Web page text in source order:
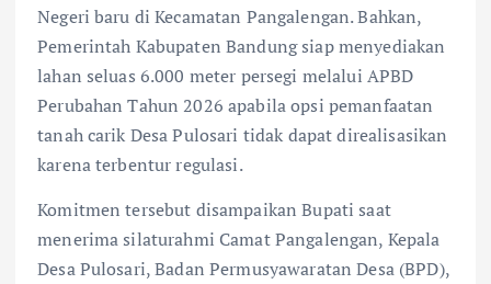
Negeri baru di Kecamatan Pangalengan. Bahkan,
Pemerintah Kabupaten Bandung siap menyediakan
lahan seluas 6.000 meter persegi melalui APBD
Perubahan Tahun 2026 apabila opsi pemanfaatan
tanah carik Desa Pulosari tidak dapat direalisasikan
karena terbentur regulasi.
Komitmen tersebut disampaikan Bupati saat
menerima silaturahmi Camat Pangalengan, Kepala
Desa Pulosari, Badan Permusyawaratan Desa (BPD),